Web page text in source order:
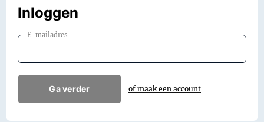
Inloggen
E-mailadres
Ga verder of maak een account